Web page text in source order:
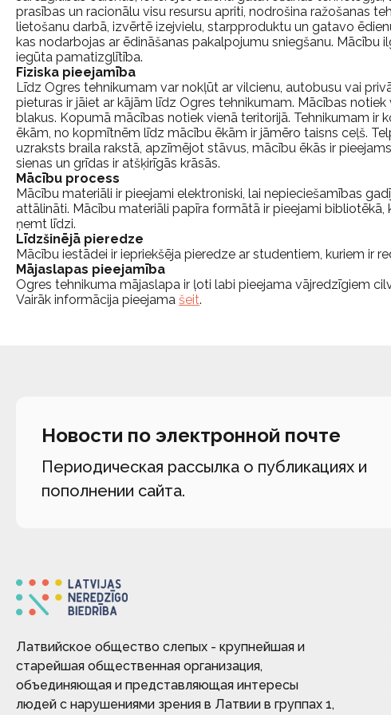
prasības un racionālu visu resursu apriti, nodrošina ražošanas
lietošanu darbā, izvērtē izejvielu, starpproduktu un gatavo
kas nodarbojas ar ēdināšanas pakalpojumu sniegšanu. Mācību
iegūta pamatizglītība.
Fiziska pieejamība
Līdz Ogres tehnikumam var nokļūt ar vilcienu, autobusu vai
pieturas ir jāiet ar kājām līdz Ogres tehnikumam. Mācības
blakus. Kopumā mācības notiek vienā teritorijā. Tehnikumam ir
ēkām, no kopmītnēm līdz mācību ēkām ir jāmēro taisns ceļš.
uzraksts braila rakstā, apzīmējot stāvus, mācību ēkās ir
sienas un grīdas ir atšķirīgās krāsās.
Mācību process
Mācību materiāli ir pieejami elektroniski, lai nepieciešamības
attālināti. Mācību materiāli papīra formātā ir pieejami
ņemt līdzi.
Līdzšinējā pieredze
Mācību iestādei ir iepriekšēja pieredze ar studentiem, kuriem ir
Mājaslapas pieejamība
Ogres tehnikuma mājaslapa ir ļoti labi pieejama vājredzīgiem
Vairāk informācija pieejama šeit.
Новости по электронной почте
Периодическая рассылка о публикациях и
пополнении сайта.
Латвийское общество слепых - крупнейшая и
старейшая общественная организация,
объединяющая и представляющая интересы
людей с нарушениями зрения в Латвии в группах 1,